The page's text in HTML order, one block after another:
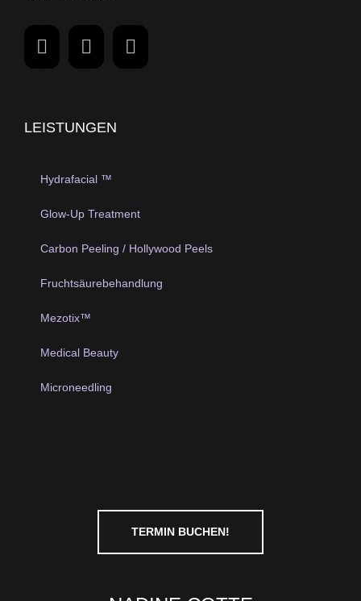
LEISTUNGEN
Hydrafacial ™
Glow-Up Treatment
Carbon Peeling / Hollywood Peels
Fruchtsäurebehandlung
Mezotix™
Medical Beauty
Microneedling
TERMIN BUCHEN!